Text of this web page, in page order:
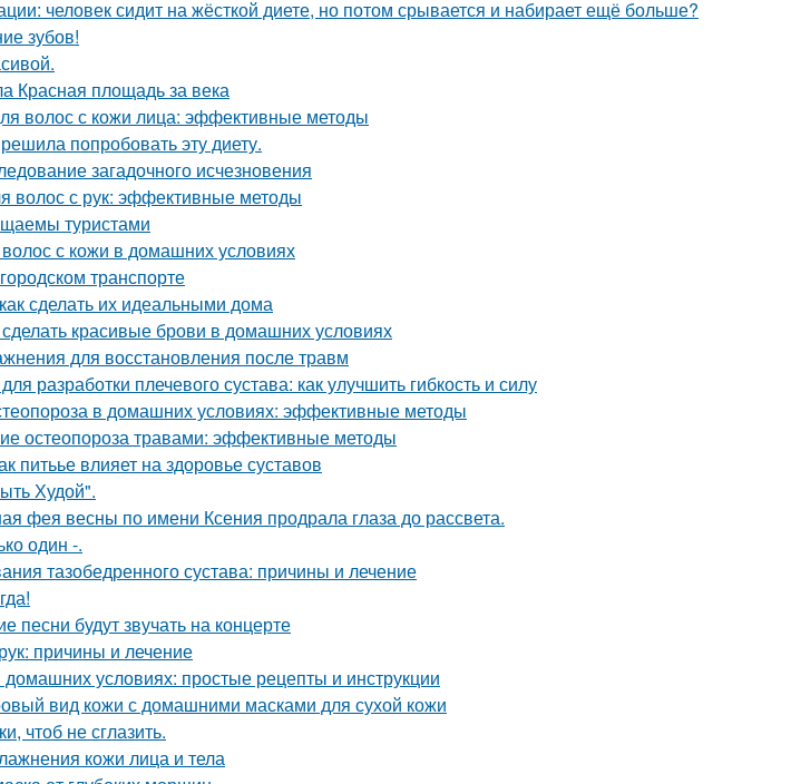
человек сидит на жёсткой диете, но потом срывается и набирает ещё больше?
зубов!
Красная площадь за века
волос с кожи лица: эффективные методы
попробовать эту диету.
загадочного исчезновения
волос с рук: эффективные методы
туристами
с кожи в домашних условиях
транспорте
сделать их идеальными дома
красивые брови в домашних условиях
для восстановления после травм
разработки плечевого сустава: как улучшить гибкость и силу
в домашних условиях: эффективные методы
остеопороза травами: эффективные методы
питьье влияет на здоровье суставов
Худой".
фея весны по имени Ксения продрала глаза до рассвета.
один -.
тазобедренного сустава: причины и лечение
будут звучать на концерте
причины и лечение
условиях: простые рецепты и инструкции
вид кожи с домашними масками для сухой кожи
чтоб не сглазить.
кожи лица и тела